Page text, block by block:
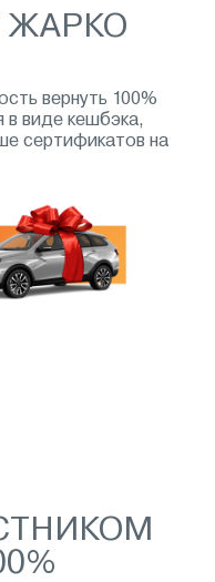
ЖАРКО
вернуть 100%
в виде кешбэка,
сертификатов на